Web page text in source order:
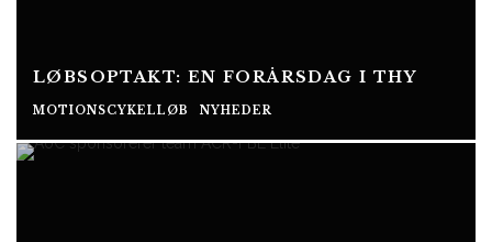
LØBSOPTAKT: EN FORÅRSDAG I THY
MOTIONSCYKELLØB NYHEDER